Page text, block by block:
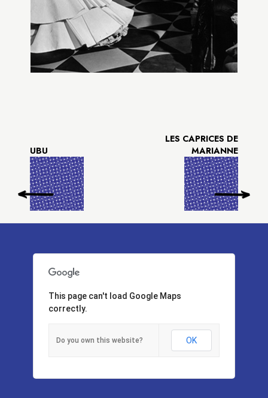
UBU
LES CAPRICES DE
MARIANNE
This page can't load Google Maps
correctly.
Do you own this website? OK